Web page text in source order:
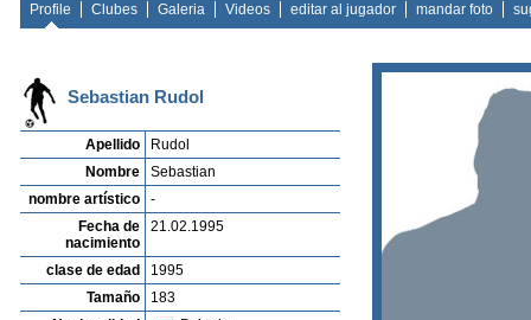
Profile Clubes Galeria Videos editar al jugador mandar foto
Sebastian Rudol
Apellido
Rudol
Nombre
Sebastian
nombre artístico
-
Fecha de
nacimiento
21.02.1995
clase de edad
1995
Tamaño
183